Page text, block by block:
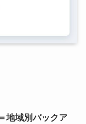
地域別バックア